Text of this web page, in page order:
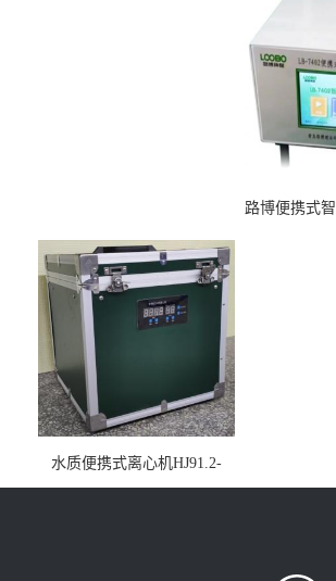
路博便携式
水质便携式离心机HJ91.2-
2022地表水总磷监测内置有